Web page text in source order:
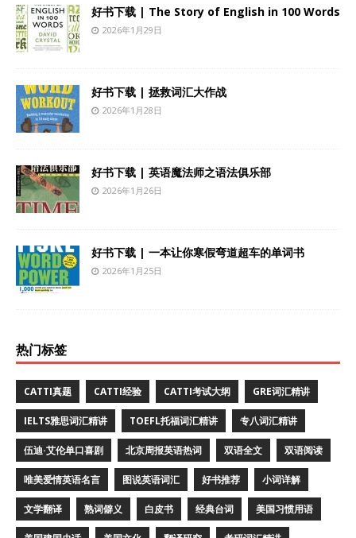
好书下载 | The Story of English in 100 Words
2026年1月29日
好书下载 | 拯救词汇大作战
2026年1月28日
好书下载 | 英语魔法师之语法俱乐部
2026年1月26日
好书下载 | 一本让你寒假弯道超车的单词书
2026年1月25日
热门标签
CATTI真题 CATTI经验 CATTI考试大纲 GRE词汇精讲
IELTS雅思词汇精讲 TOEFL托福词汇精讲 专八词汇精讲
伍迪·艾伦单口喜剧 北京周报英语热词 双语全文 双语阅读
唯美爱情英语名言 图说英语词汇 好书推荐 小词详解
文学翻译 熟词僻义 白皮书 经典台词 美国习惯用语